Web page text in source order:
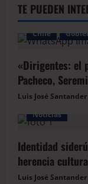
TE PUEDEN
Chile
«Dirigentes: el
Pacheco,
Luis José Santander
Noticias
Identidad
herencia
Luis José Santander